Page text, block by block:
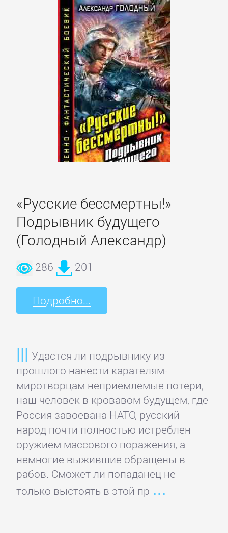
«Русские бессмертны!»
Подрывник будущего
(Голодный Александр)
286 201
Подробно...
Удастся ли подрывнику из
прошлого нанести карателям-
миротворцам неприемлемые потери,
наш человек в кровавом будущем, где
Россия завоевана НАТО, русский
народ почти полностью истреблен
оружием массового поражения, а
немногие выжившие обращены в
рабов. Сможет ли попаданец не
только выстоять в этой пр
Зарубежные
Сказки
Учебная
литература
ДОМАШНИЙ
ОЧАГ
Автомобили
и
ПДД
Воспитание
детей
Дом
и
Семья: